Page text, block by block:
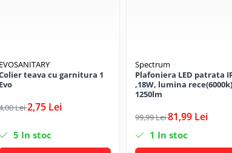
EVOSANITARY
teava cu garnitura 1
Evo
Lei2,75 Lei
5 In stoc
Spectrum
Plafoniera LED patrata
,18W, lumina
1250lm
99,99 Lei81,99 Lei
1 In stoc